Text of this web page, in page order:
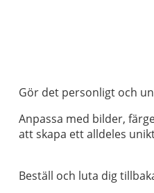
Gör det personligt och
Anpassa med bilder,
att skapa ett alldeles
Beställ och luta dig